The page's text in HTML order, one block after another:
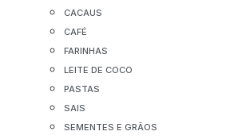
CACAUS
CAFÉ
FARINHAS
LEITE DE COCO
PASTAS
SAIS
SEMENTES E GRÃOS